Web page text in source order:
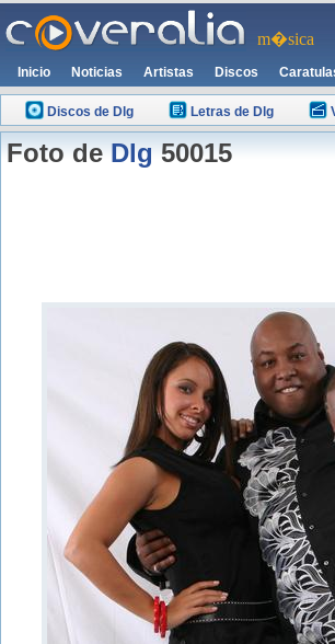
m�sica
Inicio Noticias Artistas Discos
Discos de Dlg Letras de Dlg
Foto deDlg50015